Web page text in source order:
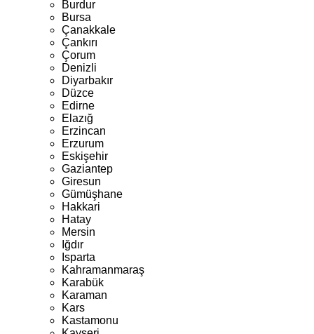
Burdur
Bursa
Çanakkale
Çankırı
Çorum
Denizli
Diyarbakır
Düzce
Edirne
Elazığ
Erzincan
Erzurum
Eskişehir
Gaziantep
Giresun
Gümüşhane
Hakkari
Hatay
Mersin
Iğdır
Isparta
Kahramanmaraş
Karabük
Karaman
Kars
Kastamonu